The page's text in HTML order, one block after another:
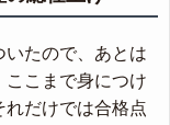
いたので、あとは
ここまで身につけ
だけでは合格点